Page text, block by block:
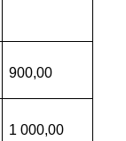
900,00
1 000,00